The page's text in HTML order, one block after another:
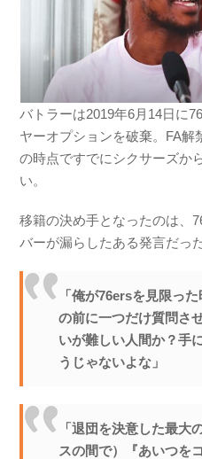
バトラーは2019年6月14日に
ヤーオプションを破棄。FA解
の時点ですでにシクサーズか
い。
移籍の決め手となったのは、
バーが漏らしたある発言だっ
「俺が76ersを見限っ
の前に一つだけ質問さ
いが難しい人間か？手
うじゃないよな」
「退団を決意した最大
スの間で）『あいつを